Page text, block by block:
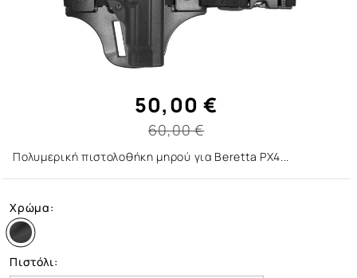
50,00 €
60,00 €
Πολυμερική πιστολοθήκη μηρού για Beretta PX4...
Χρώμα:
Πιστόλι: